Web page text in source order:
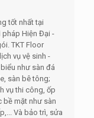
tốt nhất tại
pháp Hiện Đại -
TKT Floor
vụ vệ sinh -
như sàn đá
sàn bê tông;
vụ thi công, ốp
bề mặt như sàn
Và bảo trì, sửa